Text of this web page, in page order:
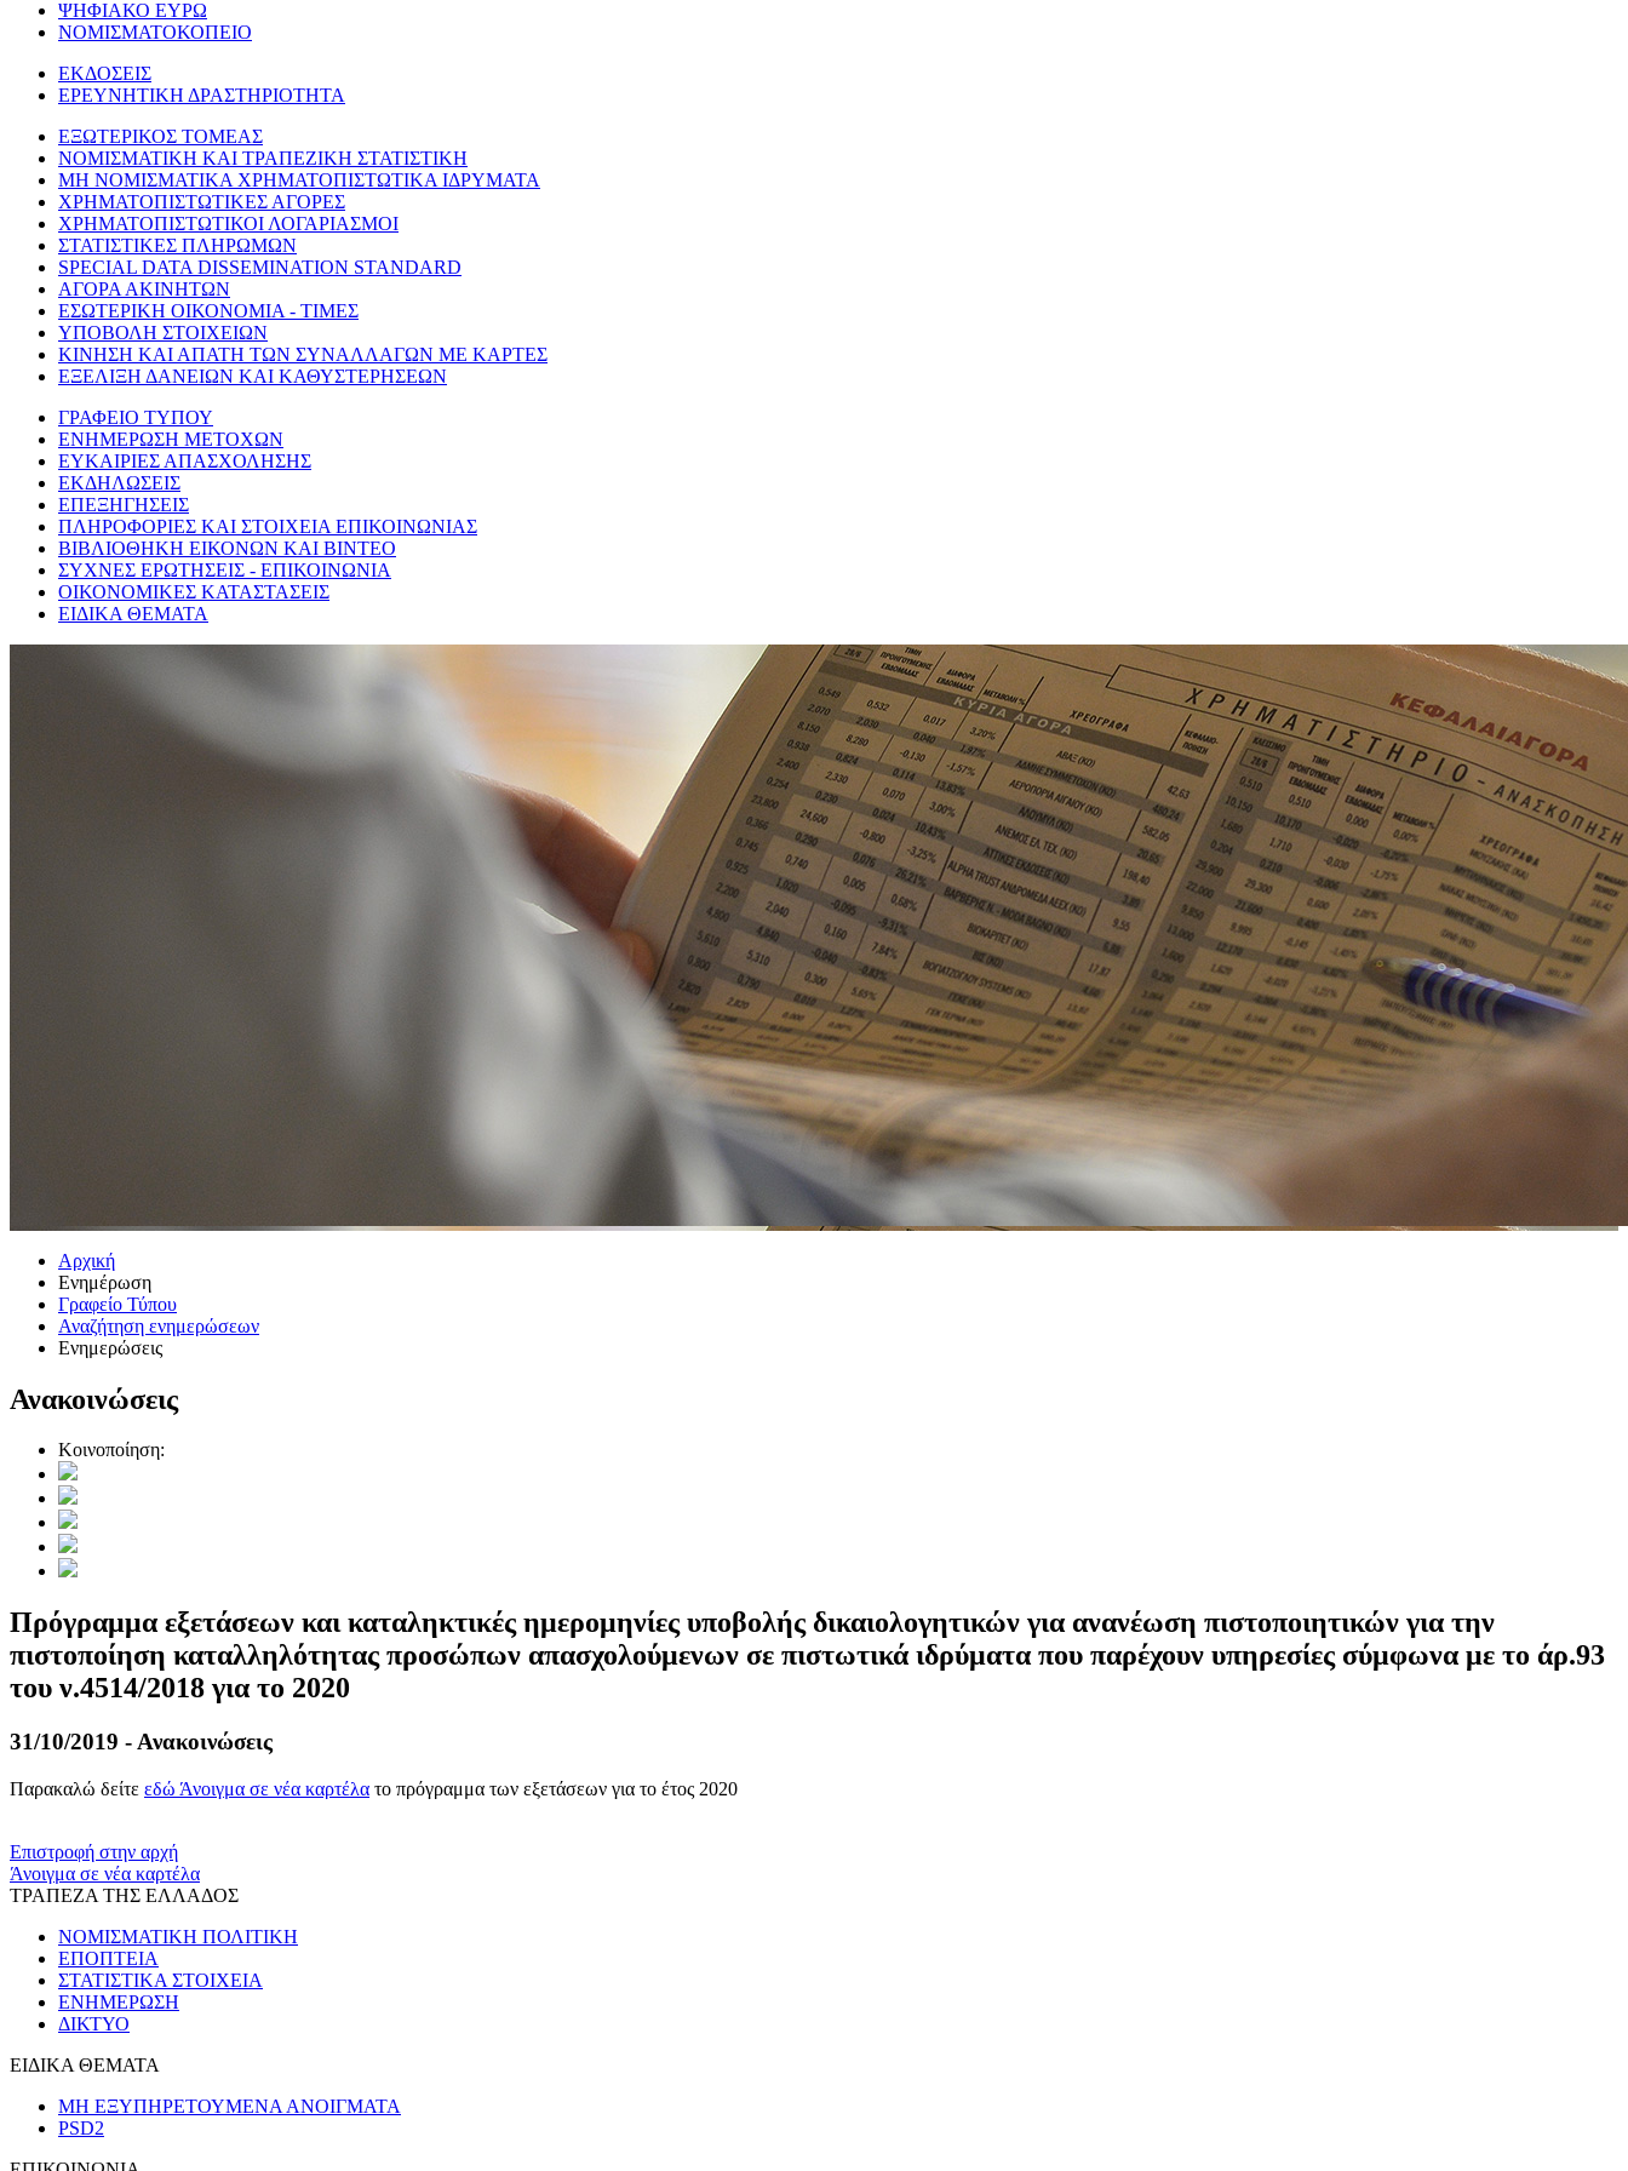
ΨΗΦΙΑΚΟ ΕΥΡΩ
ΝΟΜΙΣΜΑΤΟΚΟΠΕΙΟ
ΕΚΔΟΣΕΙΣ
ΕΡΕΥΝΗΤΙΚΗ ΔΡΑΣΤΗΡΙΟΤΗΤΑ
ΕΞΩΤΕΡΙΚΟΣ ΤΟΜΕΑΣ
ΝΟΜΙΣΜΑΤΙΚΗ ΚΑΙ ΤΡΑΠΕΖΙΚΗ ΣΤΑΤΙΣΤΙΚΗ
ΜΗ ΝΟΜΙΣΜΑΤΙΚΑ ΧΡΗΜΑΤΟΠΙΣΤΩΤΙΚΑ ΙΔΡΥΜΑΤΑ
ΧΡΗΜΑΤΟΠΙΣΤΩΤΙΚΕΣ ΑΓΟΡΕΣ
ΧΡΗΜΑΤΟΠΙΣΤΩΤΙΚΟΙ ΛΟΓΑΡΙΑΣΜΟΙ
ΣΤΑΤΙΣΤΙΚΕΣ ΠΛΗΡΩΜΩΝ
SPECIAL DATA DISSEMINATION STANDARD
ΑΓΟΡΑ ΑΚΙΝΗΤΩΝ
ΕΣΩΤΕΡΙΚΗ ΟΙΚΟΝΟΜΙΑ - ΤΙΜΕΣ
ΥΠΟΒΟΛΗ ΣΤΟΙΧΕΙΩΝ
ΚΙΝΗΣΗ ΚΑΙ ΑΠΑΤΗ ΤΩΝ ΣΥΝΑΛΛΑΓΩΝ ΜΕ ΚΑΡΤΕΣ
ΕΞΕΛΙΞΗ ΔΑΝΕΙΩΝ ΚΑΙ ΚΑΘΥΣΤΕΡΗΣΕΩΝ
ΓΡΑΦΕΙΟ ΤΥΠΟΥ
ΕΝΗΜΕΡΩΣΗ ΜΕΤΟΧΩΝ
ΕΥΚΑΙΡΙΕΣ ΑΠΑΣΧΟΛΗΣΗΣ
ΕΚΔΗΛΩΣΕΙΣ
ΕΠΕΞΗΓΗΣΕΙΣ
ΠΛΗΡΟΦΟΡΙΕΣ ΚΑΙ ΣΤΟΙΧΕΙΑ ΕΠΙΚΟΙΝΩΝΙΑΣ
ΒΙΒΛΙΟΘΗΚΗ ΕΙΚΟΝΩΝ ΚΑΙ ΒΙΝΤΕΟ
ΣΥΧΝΕΣ ΕΡΩΤΗΣΕΙΣ - ΕΠΙΚΟΙΝΩΝΙΑ
ΟΙΚΟΝΟΜΙΚΕΣ ΚΑΤΑΣΤΑΣΕΙΣ
ΕΙΔΙΚΑ ΘΕΜΑΤΑ
Αρχική
Ενημέρωση
Γραφείο Τύπου
Αναζήτηση ενημερώσεων
Ενημερώσεις
Ανακοινώσεις
Κοινοποίηση:
Πρόγραμμα εξετάσεων και καταληκτικές ημερομηνίες υποβολής δικαιολογητικών για ανανέωση πιστοποιητικών για την
πιστοποίηση καταλληλότητας προσώπων απασχολούμενων σε πιστωτικά ιδρύματα που παρέχουν υπηρεσίες σύμφωνα με το άρ.93
του ν.4514/2018 για το 2020
31/10/2019 - Ανακοινώσεις
Παρακαλώ δείτε εδώ Άνοιγμα σε νέα καρτέλα το πρόγραμμα των εξετάσεων για το έτος 2020
Επιστροφή στην αρχή
Άνοιγμα σε νέα καρτέλα
ΤΡΑΠΕΖΑ ΤΗΣ ΕΛΛΑΔΟΣ
ΝΟΜΙΣΜΑΤΙΚΗ ΠΟΛΙΤΙΚΗ
ΕΠΟΠΤΕΙΑ
ΣΤΑΤΙΣΤΙΚΑ ΣΤΟΙΧΕΙΑ
ΕΝΗΜΕΡΩΣΗ
ΔΙΚΤΥΟ
ΕΙΔΙΚΑ ΘΕΜΑΤΑ
ΜΗ ΕΞΥΠΗΡΕΤΟΥΜΕΝΑ ΑΝΟΙΓΜΑΤΑ
PSD2